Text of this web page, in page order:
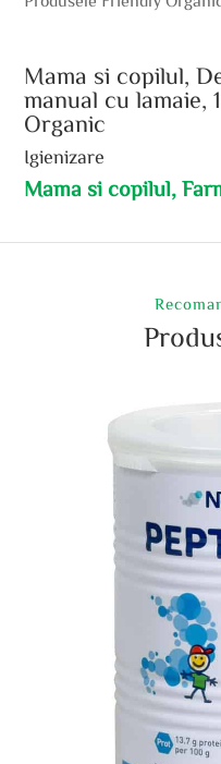
Mama si copilul,
manual cu lamaie,
Organic
Igienizare
Mama si copilul,